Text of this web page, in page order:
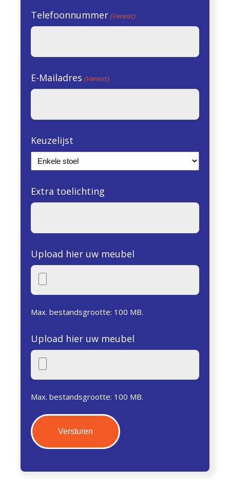
Telefoonnummer (Vereist)
E-Mailadres (Vereist)
Keuzelijst
Extra toelichting
Upload hier uw meubel
Max. bestandsgrootte: 100 MB.
Upload hier uw meubel
Max. bestandsgrootte: 100 MB.